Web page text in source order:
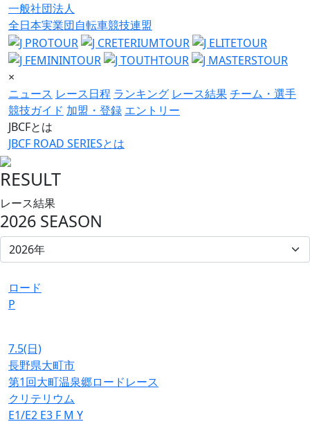
一般社団法人
全日本実業団自転車競技連盟
×
ニュース レース日程 ランキング レース結果チーム・選手
競技ガイド 加盟・登録 エントリー
JBCFとは
JBCF ROAD SERIESとは
RESULT
レース結果
2026 SEASON
ロード
P
7.5(日)
長野県大町市
第1回大町温泉郷ロードレース
クリテリウム
E1/E2 E3 F M Y